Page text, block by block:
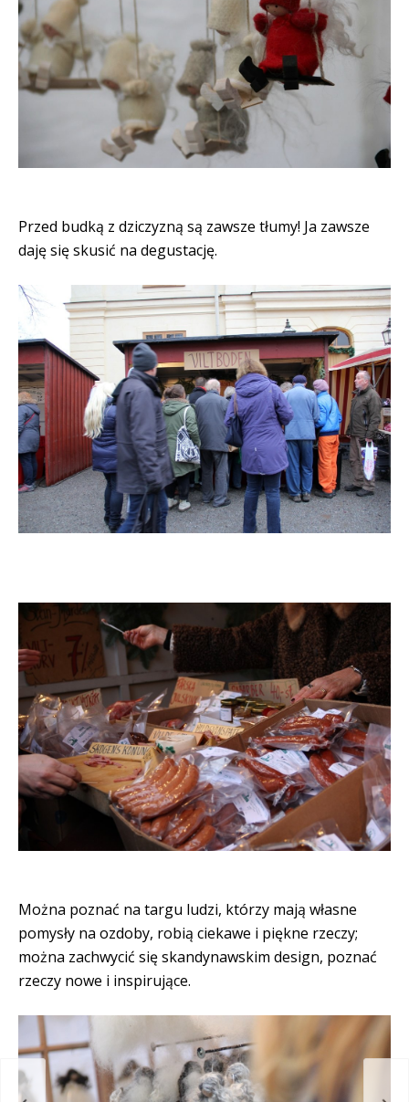
Przed budką z dziczyzną są zawsze tłumy! Ja zawsze
daję się skusić na degustację.
Można poznać na targu ludzi, którzy mają własne
pomysły na ozdoby, robią ciekawe i piękne rzeczy;
można zachwycić się skandynawskim design, poznać
rzeczy nowe i inspirujące.